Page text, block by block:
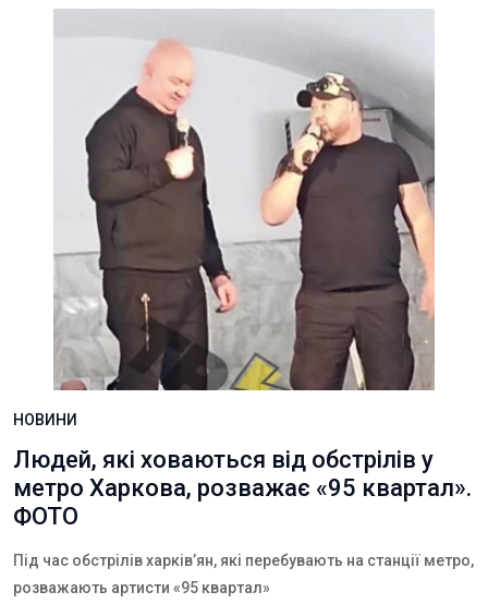
НОВИНИ
Людей, які ховаються від обстрілів у
метро Харкова, розважає «95 квартал».
ФОТО
Під час обстрілів харків’ян, які перебувають на станції метро,
розважають артисти «95 квартал»